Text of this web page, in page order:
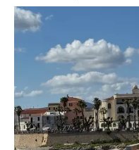
BANDI
SPORT IN SARDEGNA
RISULTATI E CLASSIFICHE
CALCIO
CALCIO REGIONALE